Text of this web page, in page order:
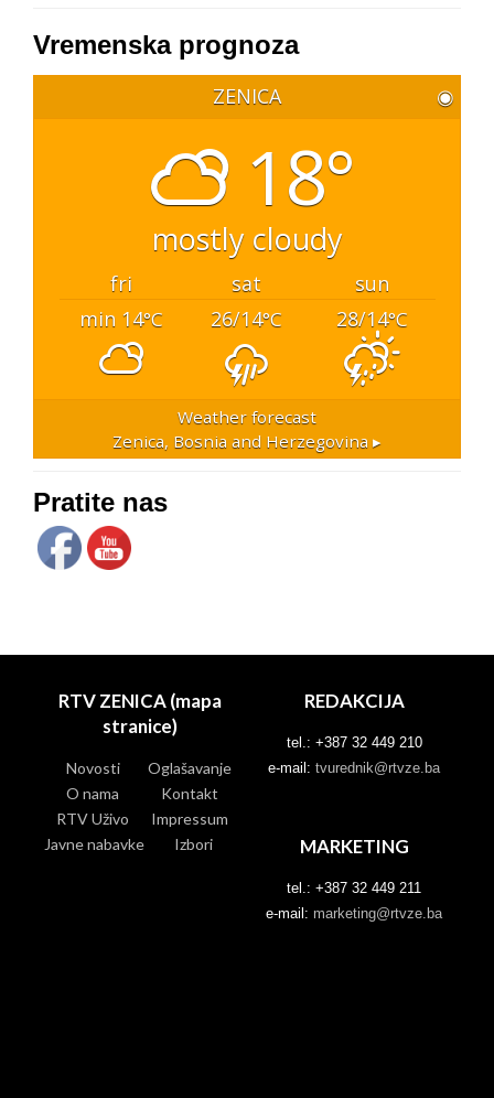
Vremenska prognoza
ZENICA ◉
18°
mostly cloudy
fri sat
sun
min 14°C 26/14°C 28/14°C
Weather forecast
Zenica, Bosnia and Herzegovina ▸
Pratite nas
RTV ZENICA (mapa
stranice)
Novosti
Oglašavanje
O nama
Kontakt
RTV Uživo
Impressum
Javne nabavke
Izbori
REDAKCIJA
tel.: +387 32 449 210
e-mail: tvurednik@rtvze.ba
MARKETING
tel.: +387 32 449 211
e-mail: marketing@rtvze.ba